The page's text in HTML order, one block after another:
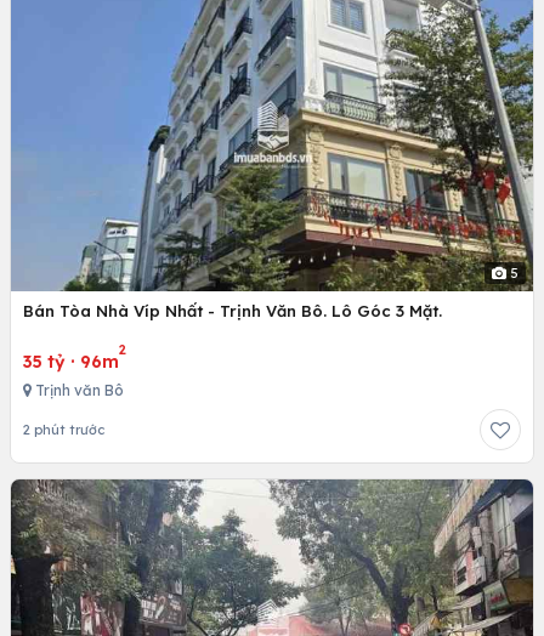
5
Bán Tòa Nhà Víp Nhất - Trịnh Văn Bô. Lô Góc 3 Mặt.
35 tỷ · 96m
2
Trịnh văn Bô
2 phút trước